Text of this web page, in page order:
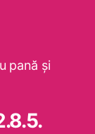
pană şi